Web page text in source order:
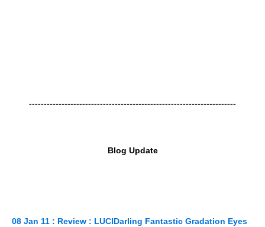
----------------------------------------------------------------------
Blog Update
08 Jan 11 : Review : LUCIDarling Fantastic Gradation Eyes